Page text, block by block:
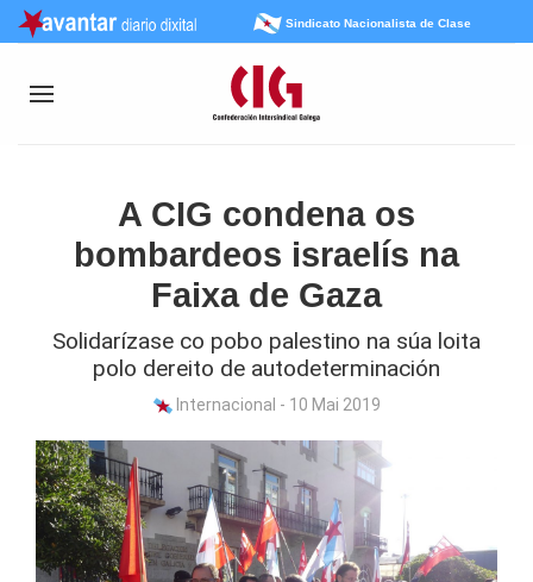
Sindicato Nacionalista de Clase
A CIG condena os
bombardeos israelís na
Faixa de Gaza
Solidarízase co pobo palestino na súa loita
polo dereito de autodeterminación
Internacional - 10 Mai 2019